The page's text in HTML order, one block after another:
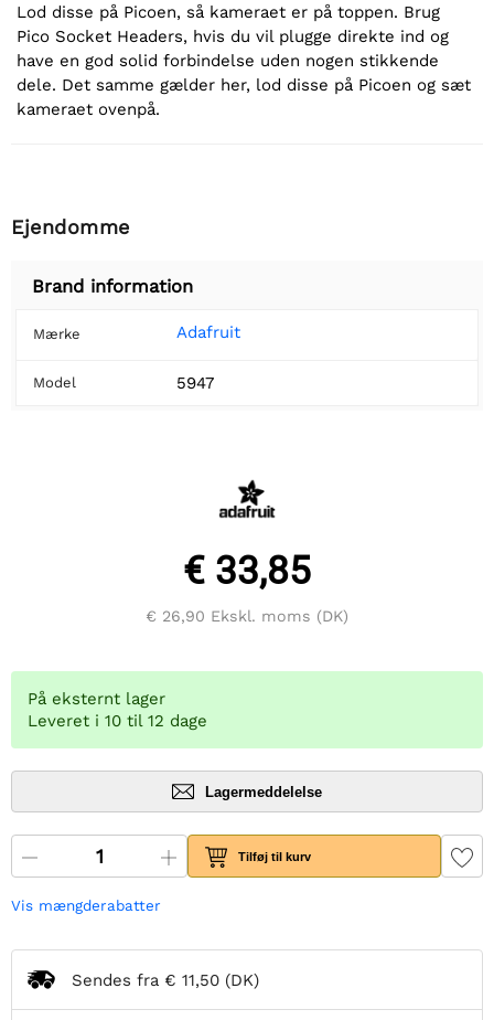
Lod disse på Picoen, så kameraet er på toppen. Brug
Pico Socket Headers, hvis du vil plugge direkte ind og
have en god solid forbindelse uden nogen stikkende
dele. Det samme gælder her, lod disse på Picoen og sæt
kameraet ovenpå.
Ejendomme
Brand information
Mærke Adafruit
Model 5947
€ 33,85
€ 26,90 Ekskl. moms (DK)
På eksternt lager
Leveret i 10 til 12 dage
Lagermeddelelse
Tilføj til kurv
Vis mængderabatter
Sendes fra € 11,50 (DK)